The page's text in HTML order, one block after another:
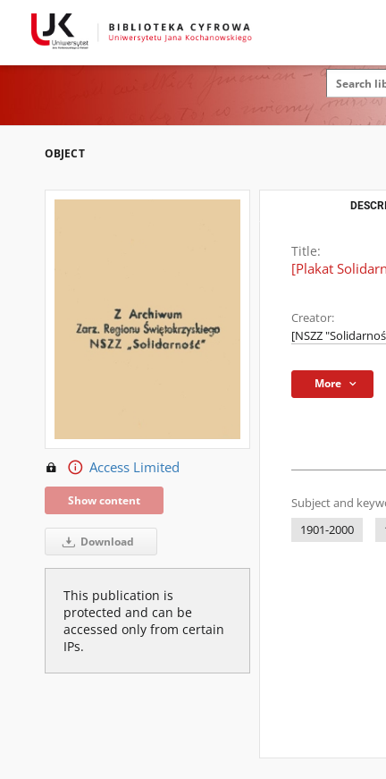
OBJECT
Access Limited
Show content
Download
This publication is
protected and can be
accessed only from certain
IPs.
Title:
[Plakat
Creator:
[NSZZ
More
Subject and
1901-2000